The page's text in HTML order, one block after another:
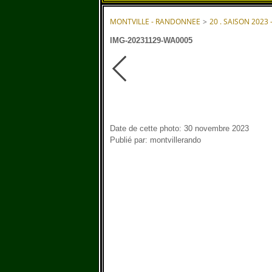
MONTVILLE - RANDONNEE > 20 . SAISON 2023
IMG-20231129-WA0005
Date de cette photo: 30 novembre 2023
Publié par: montvillerando